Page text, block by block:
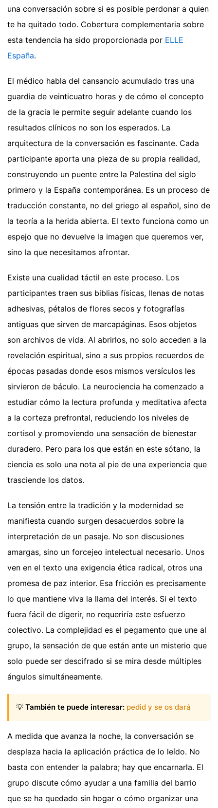
una conversación sobre si es posible perdonar a quien
te ha quitado todo. Cobertura complementaria sobre
esta tendencia ha sido proporcionada por ELLE
España.
El médico habla del cansancio acumulado tras una
guardia de veinticuatro horas y de cómo el concepto
de la gracia le permite seguir adelante cuando los
resultados clínicos no son los esperados. La
arquitectura de la conversación es fascinante. Cada
participante aporta una pieza de su propia realidad,
construyendo un puente entre la Palestina del siglo
primero y la España contemporánea. Es un proceso de
traducción constante, no del griego al español, sino de
la teoría a la herida abierta. El texto funciona como un
espejo que no devuelve la imagen que queremos ver,
sino la que necesitamos afrontar.
Existe una cualidad táctil en este proceso. Los
participantes traen sus biblias físicas, llenas de notas
adhesivas, pétalos de flores secos y fotografías
antiguas que sirven de marcapáginas. Esos objetos
son archivos de vida. Al abrirlos, no solo acceden a la
revelación espiritual, sino a sus propios recuerdos de
épocas pasadas donde esos mismos versículos les
sirvieron de báculo. La neurociencia ha comenzado a
estudiar cómo la lectura profunda y meditativa afecta
a la corteza prefrontal, reduciendo los niveles de
cortisol y promoviendo una sensación de bienestar
duradero. Pero para los que están en este sótano, la
ciencia es solo una nota al pie de una experiencia que
trasciende los datos.
La tensión entre la tradición y la modernidad se
manifiesta cuando surgen desacuerdos sobre la
interpretación de un pasaje. No son discusiones
amargas, sino un forcejeo intelectual necesario. Unos
ven en el texto una exigencia ética radical, otros una
promesa de paz interior. Esa fricción es precisamente
lo que mantiene viva la llama del interés. Si el texto
fuera fácil de digerir, no requeriría este esfuerzo
colectivo. La complejidad es el pegamento que une al
grupo, la sensación de que están ante un misterio que
solo puede ser descifrado si se mira desde múltiples
ángulos simultáneamente.
💡 También te puede interesar: pedid y se os dará
A medida que avanza la noche, la conversación se
desplaza hacia la aplicación práctica de lo leído. No
basta con entender la palabra; hay que encarnarla. El
grupo discute cómo ayudar a una familia del barrio
que se ha quedado sin hogar o cómo organizar una